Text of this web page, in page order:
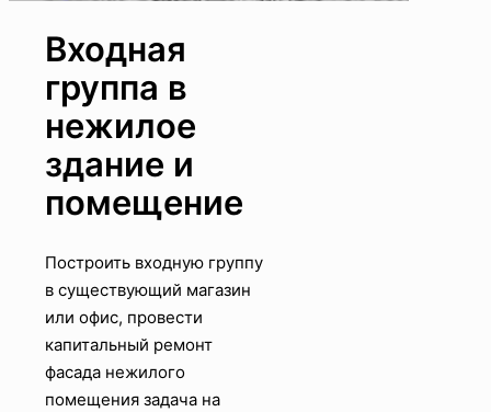
Входная
группа в
нежилое
здание и
помещение
Построить входную группу
в существующий магазин
или офис, провести
капитальный ремонт
фасада нежилого
помещения задача на